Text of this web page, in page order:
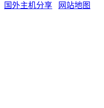
国外主机分享 网站地图